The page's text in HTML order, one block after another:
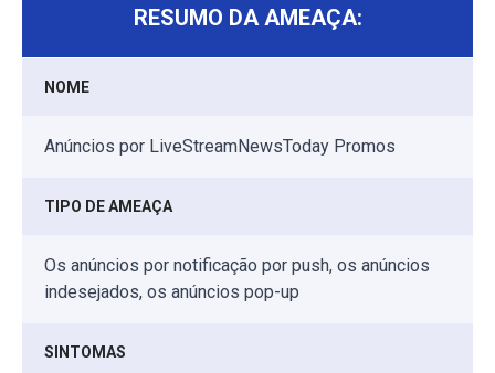
RESUMO DA AMEAÇA:
NOME
Anúncios por LiveStreamNewsToday Promos
TIPO DE AMEAÇA
Os anúncios por notificação por push, os anúncios
indesejados, os anúncios pop-up
SINTOMAS